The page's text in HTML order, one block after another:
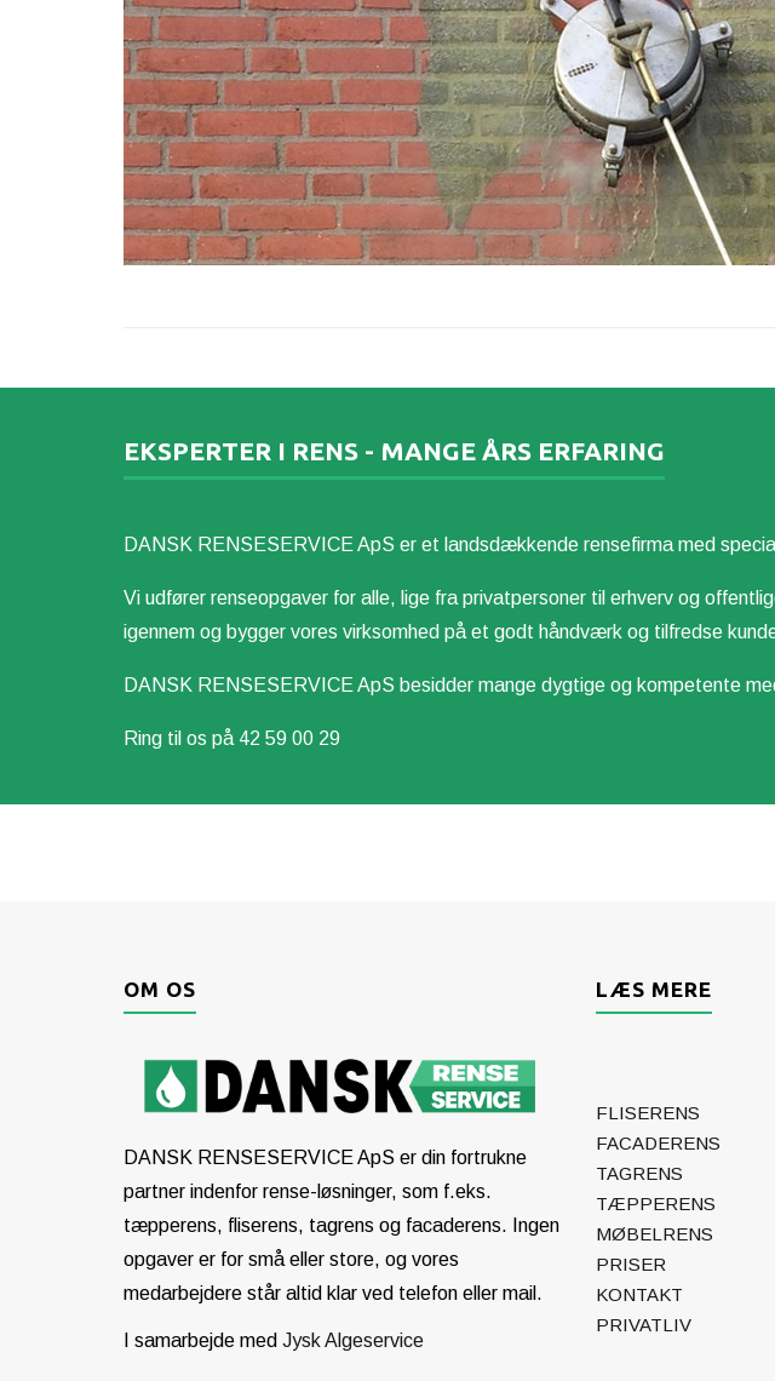
EKSPERTER I RENS - MANGE ÅRS ERFARING
DANSK RENSESERVICE ApS er et landsdækkende rensefirma med
Vi udfører renseopgaver for alle, lige fra privatpersoner til erhverv og
igennem og bygger vores virksomhed på et godt håndværk og tilfredse
DANSK RENSESERVICE ApS besidder mange dygtige og kompetente
Ring til os på 42 59 00 29
OM OS
DANSK RENSESERVICE ApS er din fortrukne
partner indenfor rense-løsninger, som f.eks.
tæpperens, fliserens, tagrens og facaderens. Ingen
opgaver er for små eller store, og vores
medarbejdere står altid klar ved telefon eller mail.
I samarbejde med Jysk Algeservice
LÆS MERE
FLISERENS
FACADERENS
TAGRENS
TÆPPERENS
MØBELRENS
PRISER
KONTAKT
PRIVATLIV